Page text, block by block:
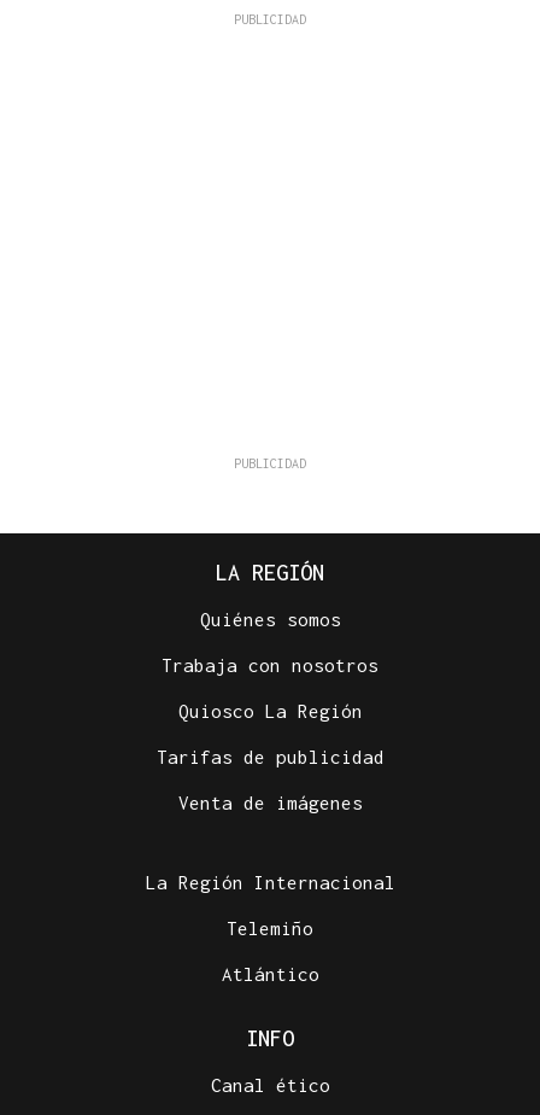
LA REGIÓN
Quiénes somos
Trabaja con nosotros
Quiosco La Región
Tarifas de publicidad
Venta de imágenes
La Región Internacional
Telemiño
Atlántico
INFO
Canal ético